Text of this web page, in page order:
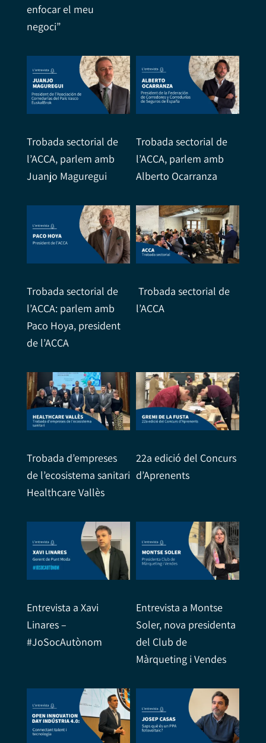
enfocar el meu
negoci”
Trobada sectorial de
l’ACCA, parlem amb
Juanjo Maguregui
Trobada sectorial de
l’ACCA, parlem amb
Alberto Ocarranza
Trobada sectorial de
l’ACCA: parlem amb
Paco Hoya, president
de l’ACCA
Trobada sectorial de
l’ACCA
Trobada d’empreses
de l’ecosistema sanitari
Healthcare Vallès
22a edició del Concurs
d’Aprenents
Entrevista a Xavi
Linares –
#JoSocAutònom
Entrevista a Montse
Soler, nova presidenta
del Club de
Màrqueting i Vendes